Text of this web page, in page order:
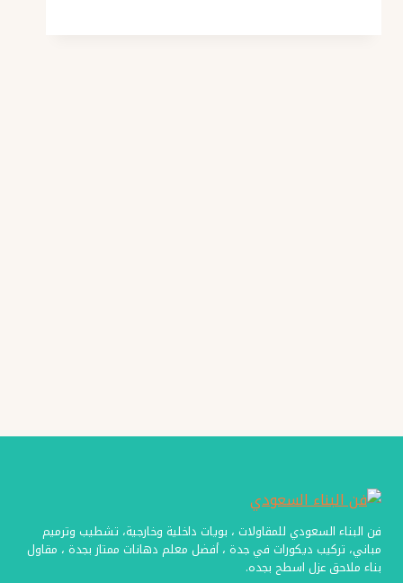
فن البناء السعودي للمقاولات ، بويات داخلية وخارجية، تشطيب وترميم
مباني، تركيب ديكورات في جدة ، أفضل معلم دهانات ممتاز بجدة ، مقاول
بناء ملاحق عزل اسطح بجده.